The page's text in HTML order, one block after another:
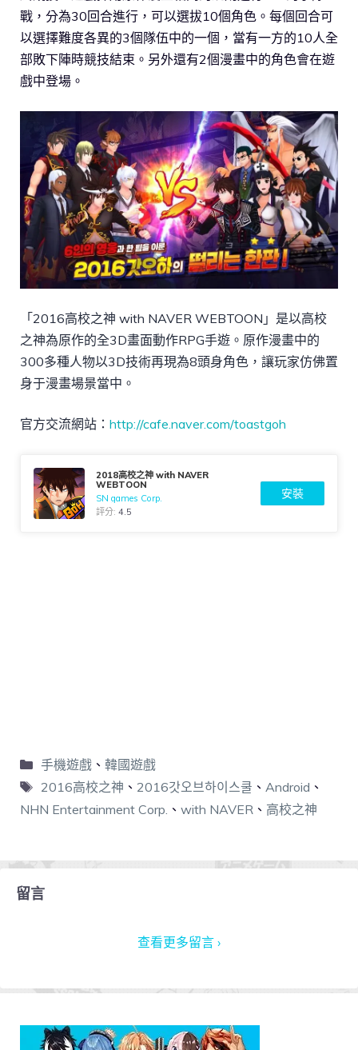
戰，分為30回合進行，可以選拔10個角色。每個回合可
以選擇難度各異的3個隊伍中的一個，當有一方的10人全
部敗下陣時競技結束。另外還有2個漫畫中的角色會在遊
戲中登場。
「2016高校之神 with NAVER WEBTOON」是以高校
之神為原作的全3D畫面動作RPG手遊。原作漫畫中的
300多種人物以3D技術再現為8頭身角色，讓玩家仿佛置
身于漫畫場景當中。
官方交流網站： http://cafe.naver.com/toastgoh
2018高校之神 with NAVER
WEBTOON
SN games Corp.
評分:4.5
安裝
手機遊戲、 韓國遊戲
2016高校之神 、 2016갓오브하이스쿨 、 Android 、
NHN Entertainment Corp. 、 with NAVER 、 高校之神
留言
查看更多留言 ›